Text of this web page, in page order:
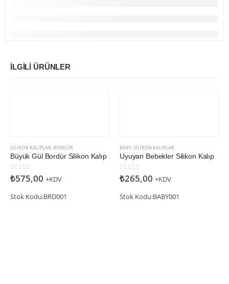
İLGILI ÜRÜNLER
SILIKON KALIPLAR, BORDÜR
Büyük Gül Bordür Silikon Kalıp
05 üzerinden
₺575,00 +KDV
Stok Kodu:BRD001
BABY,SILIKON KALIPLAR
Uyuyan Bebekler Silikon Kalıp
05 üzerinden
₺265,00 +KDV
Stok Kodu:BABY001